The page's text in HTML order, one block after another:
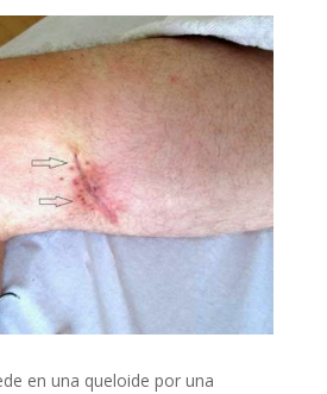
en una queloide por una